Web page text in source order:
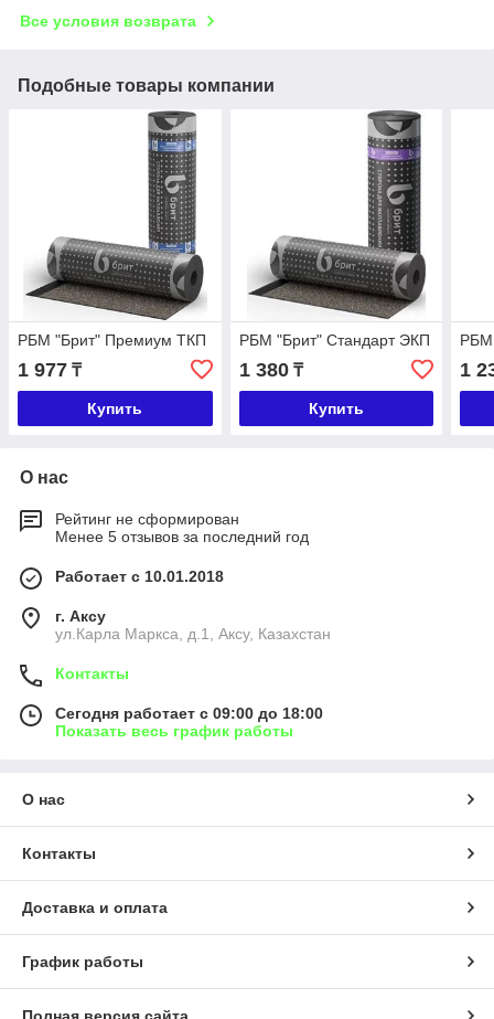
Все условия возврата
Подобные товары компании
РБМ "Брит" Премиум ТКП
1 977 ₸
Купить
РБМ "Брит" Стандарт ЭКП
1 380₸
Купить
РБМ
1
О нас
Рейтинг не сформирован
Менее 5 отзывов за последний год
Работает с 10.01.2018
г. Аксу
ул.Карла Маркса, д.1, Аксу, Казахстан
Контакты
Сегодня работает с 09:00 до 18:00
Показать весь график работы
О нас
Контакты
Доставка и оплата
График работы